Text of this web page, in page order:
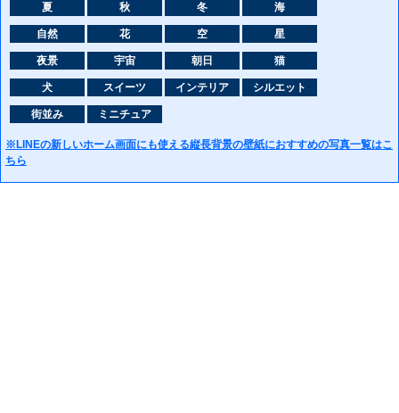
夏 秋 冬 海
自然 花 空 星
夜景 宇宙 朝日 猫
犬 スイーツ インテリア シルエット
街並み ミニチュア
※LINEの新しいホーム画面にも使える縦長背景の壁紙におすすめの写真一覧はこ
ちら